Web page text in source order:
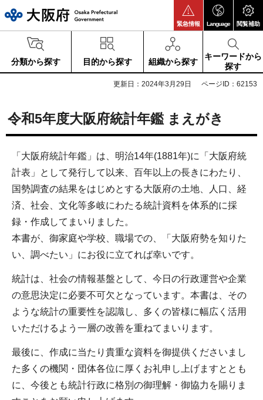
緊急情報 Language 閲覧補助
分類から探す 目的から探す 組織から探す
キーワードから
探す
更新日：2024年3月29日 ページID：62153
令和5年度大阪府統計年鑑 まえがき
「大阪府統計年鑑」は、明治14年(1881年)に「大阪府統
計表」として発行して以来、百年以上の長きにわたり、
国勢調査の結果をはじめとする大阪府の土地、人口、経
済、社会、文化等多岐にわたる統計資料を体系的に採
録・作成してまいりました。
本書が、御家庭や学校、職場での、「大阪府勢を知りた
い、調べたい」にお役に立てれば幸いです。
統計は、社会の情報基盤として、今日の行政運営や企業
の意思決定に必要不可欠となっています。本書は、その
ような統計の重要性を認識し、多くの皆様に幅広く活用
いただけるよう一層の改善を重ねてまいります。
最後に、作成に当たり貴重な資料を御提供くださいまし
た多くの機関・団体各位に厚くお礼申し上げますととも
に、今後とも統計行政に格別の御理解・御協力を賜りま